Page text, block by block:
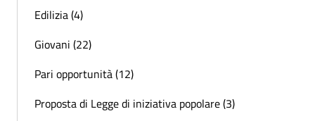
Edilizia (4)
Giovani (22)
Pari opportunità (12)
Proposta di Legge di iniziativa popolare (3)